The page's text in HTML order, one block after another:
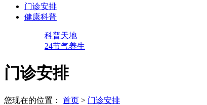
门诊安排
健康科普
科普天地
24节气养生
门诊安排
您现在的位置： 首页 > 门诊安排